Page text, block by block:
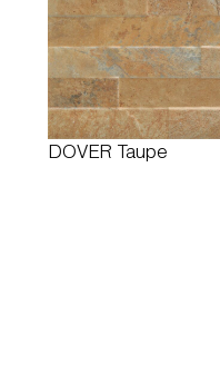
DOVER Taupe